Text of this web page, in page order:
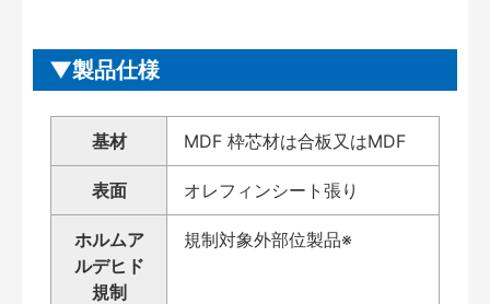
製品仕様
基材 MDF 枠芯材は合板又はMDF
表面 オレフィンシート張り
ホルムア
ルデヒド
規制
規制対象外部位製品※